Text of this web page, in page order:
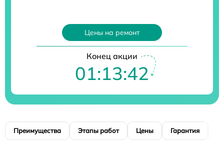
Цены на ремонт
Конец акции
01:13:41
Преимущества Этапы работ Цены Гарантия